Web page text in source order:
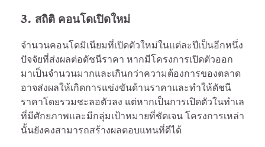
3. สถิติ คอนโดเปิดใหม่
จำนวนคอนโดมิเนียมที่เปิดตัวใหม่ในแต่ละปีเป็นอีกหนึ่ง
ปัจจัยที่ส่งผลต่อดัชนีราคา หากมีโครงการเปิดตัวออก
มาเป็นจำนวนมากและเกินกว่าความต้องการของตลาด
อาจส่งผลให้เกิดการแข่งขันด้านราคาและทำให้ดัชนี
ราคาโดยรวมชะลอตัวลง แต่หากเป็นการเปิดตัวในทำเล
ที่มีศักยภาพและมีกลุ่มเป้าหมายที่ชัดเจน โครงการเหล่า
นั้นยังคงสามารถสร้างผลตอบแทนที่ดีได้